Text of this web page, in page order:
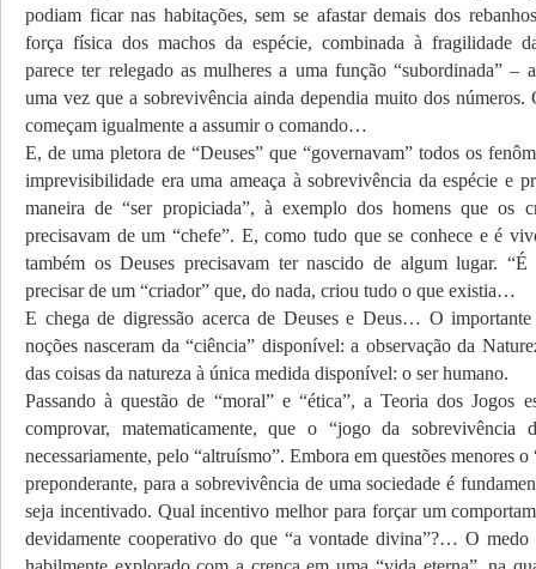
podiam ficar nas habitações, sem se afastar demais dos
força física dos machos da espécie, combinada à fragilidade
parece ter relegado as mulheres a uma função “subordinada” –
uma vez que a sobrevivência ainda dependia muito dos números.
começam igualmente a assumir o comando…
E, de uma pletora de “Deuses” que “governavam” todos os
imprevisibilidade era uma ameaça à sobrevivência da espécie e
maneira de “ser propiciada”, à exemplo dos homens que os
precisavam de um “chefe”. E, como tudo que se conhece e é
também os Deuses precisavam ter nascido de algum lugar.
precisar de um “criador” que, do nada, criou tudo o que existia…
E chega de digressão acerca de Deuses e Deus… O importante
noções nasceram da “ciência” disponível: a observação da
das coisas da natureza à única medida disponível: o ser humano.
Passando à questão de “moral” e “ética”, a Teoria dos Jogos
comprovar, matematicamente, que o “jogo da sobrevivência
necessariamente, pelo “altruísmo”. Embora em questões menores o
preponderante, para a sobrevivência de uma sociedade é
seja incentivado. Qual incentivo melhor para forçar um
devidamente cooperativo do que “a vontade divina”?… O medo